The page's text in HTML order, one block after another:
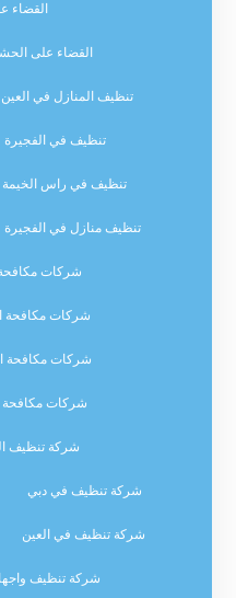
القضاء
القضاء على
تنظيف المنازل في العين
تنظيف في الفجيرة
تنظيف في راس الخيمة
تنظيف منازل في الفجيرة
شركات
شركات مكافحة
شركات مكافحة
شركات
شركة تنظيف
شركة تنظيف في دبي
شركة تنظيف في العين
شركة تنظيف